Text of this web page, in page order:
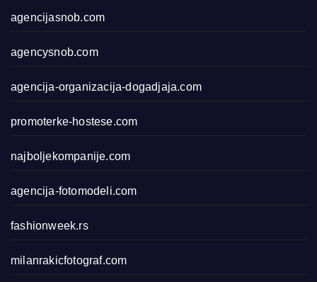
agencijasnob.com
agencysnob.com
agencija-organizacija-dogadjaja.com
promoterke-hostese.com
najboljekompanije.com
agencija-fotomodeli.com
fashionweek.rs
milanrakicfotograf.com